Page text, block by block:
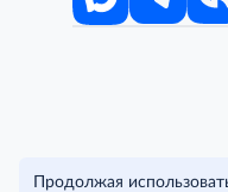
Стань
Условия
Получить
O METRO
Продолжая